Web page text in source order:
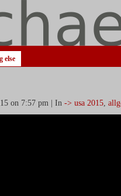
else
on 7:57 pm | In -> usa 2015,